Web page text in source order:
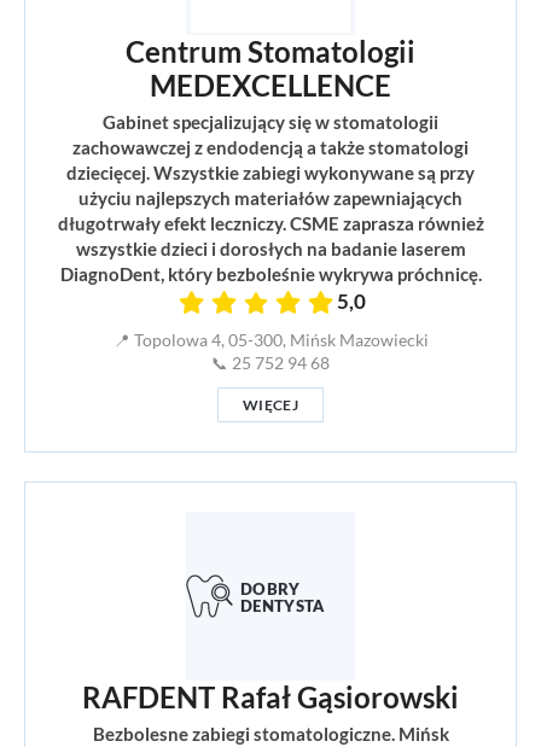
Centrum Stomatologii
MEDEXCELLENCE
Gabinet specjalizujący się w stomatologii
zachowawczej z endodencją a także stomatologi
dziecięcej. Wszystkie zabiegi wykonywane są przy
użyciu najlepszych materiałów zapewniających
długotrwały efekt leczniczy. CSME zaprasza również
wszystkie dzieci i dorosłych na badanie laserem
DiagnoDent, który bezboleśnie wykrywa próchnicę.
5,0
📍 Topolowa 4, 05-300, Mińsk Mazowiecki
📞 25 752 94 68
WIĘCEJ
RAFDENT Rafał Gąsiorowski
Bezbolesne zabiegi stomatologiczne. Mińsk